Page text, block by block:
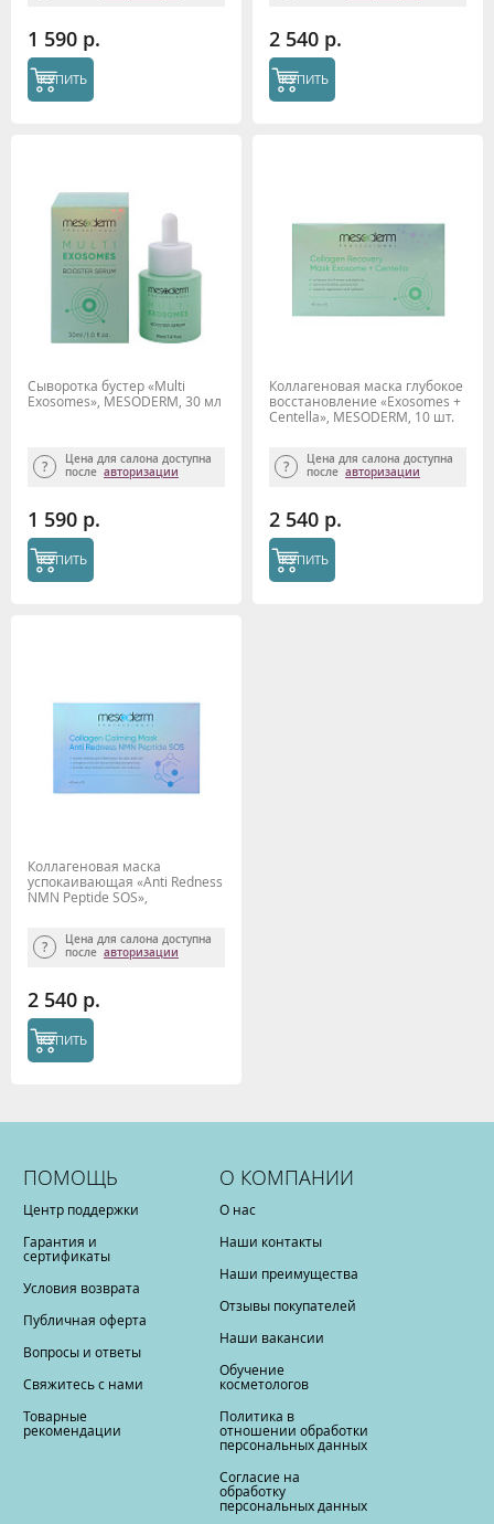
1 590 р.
КУПИТЬ
2 540 р.
КУПИТЬ
Сыворотка бустер «Multi
Exosomes», MESODERM, 30 мл
Цена для салона доступна
после авторизации
1 590 р.
КУПИТЬ
Коллагеновая маска глубокое
восстановление «Exosomes +
Centella», MESODERM, 10 шт.
Цена для салона доступна
после авторизации
2 540 р.
КУПИТЬ
Коллагеновая маска
успокаивающая «Anti Redness
NMN Peptide SOS»,
Цена для салона доступна
после авторизации
2 540 р.
КУПИТЬ
ПОМОЩЬ
Центр поддержки
Гарантия и
сертификаты
Условия возврата
Публичная оферта
Вопросы и ответы
Свяжитесь с нами
Товарные
рекомендации
О КОМПАНИИ
О нас
Наши контакты
Наши преимущества
Отзывы покупателей
Наши вакансии
Обучение
косметологов
Политика в
отношении обработки
персональных данных
Согласие на
обработку
персональных данных